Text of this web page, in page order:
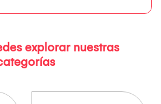
explorar nuestras